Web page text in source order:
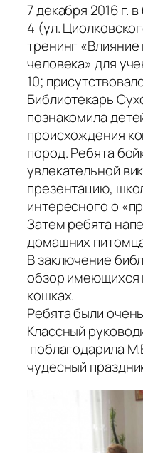
7 декабря 2016 г.
4 (ул.
тренинг
человека» для
10;
Библиотекарь
познакомила
происхождения
пород. Ребята
увлекательной
презентацию,
интересного о
Затем ребята
домашних
В заключение
обзор имеющихся
кошках.
Ребята были
Классный
поблагодарила
чудесный